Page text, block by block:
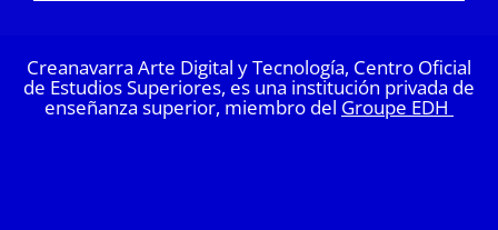
Creanavarra Arte Digital y Tecnología, Centro Oficial
de Estudios Superiores, es una institución privada de
enseñanza superior, miembro del Groupe EDH